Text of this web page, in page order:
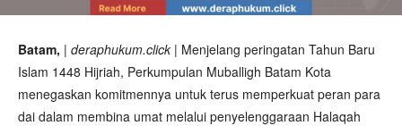
Batam, | deraphukum.click | Menjelang peringatan Tahun Baru
Islam 1448 Hijriah, Perkumpulan Muballigh Batam Kota
menegaskan komitmennya untuk terus memperkuat peran para
dai dalam membina umat melalui penyelenggaraan Halaqah